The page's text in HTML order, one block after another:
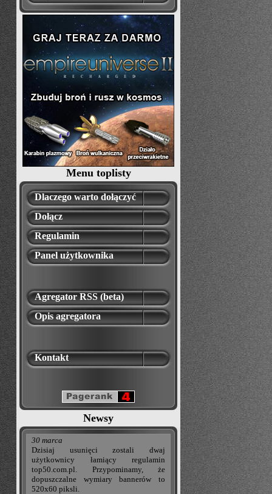
Menu toplisty
Dlaczego warto dołączyć
Dołącz
Regulamin
Panel użytkownika
Agregator RSS (beta)
Opis agregatora
Kontakt
Newsy
30 marca
Dzisiaj usunięci zostali dwaj
użytkownicy łamiący regulamin
top50.com.pl. Przypominamy, że
dopuszczalne wymiary bannerów to
520x60 piksli.